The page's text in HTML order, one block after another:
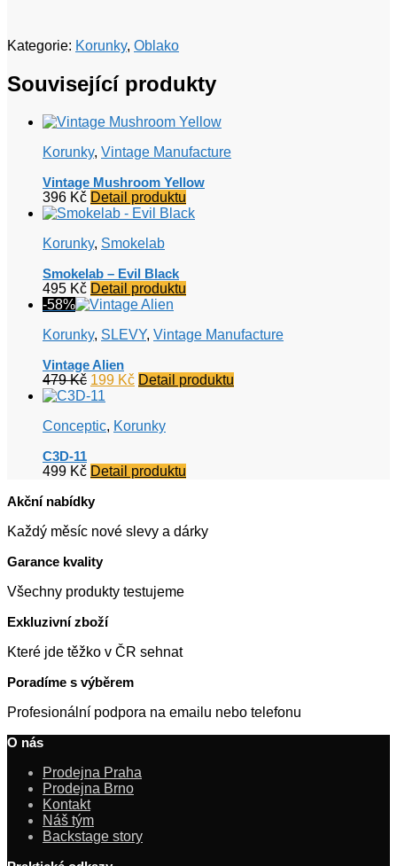
Kategorie: Korunky, Oblako
Související produkty
Korunky, Vintage Manufacture
Vintage Mushroom Yellow
396 Kč Detail produktu
Korunky, Smokelab
Smokelab – Evil Black
495 Kč Detail produktu
-58%
Korunky, SLEVY, Vintage Manufacture
Vintage Alien
479Kč Původní
cena
479 Kč.
199 KčAktuální
199 Kč.
Detail produktu
Conceptic, Korunky
C3D-11
499 Kč Detail produktu
Akční nabídky
Každý měsíc nové slevy a dárky
Garance kvality
Všechny produkty testujeme
Exkluzivní zboží
Které jde těžko v ČR sehnat
Poradíme s výběrem
Profesionální podpora na emailu nebo telefonu
O nás
Prodejna Praha
Prodejna Brno
Kontakt
Náš tým
Backstage story